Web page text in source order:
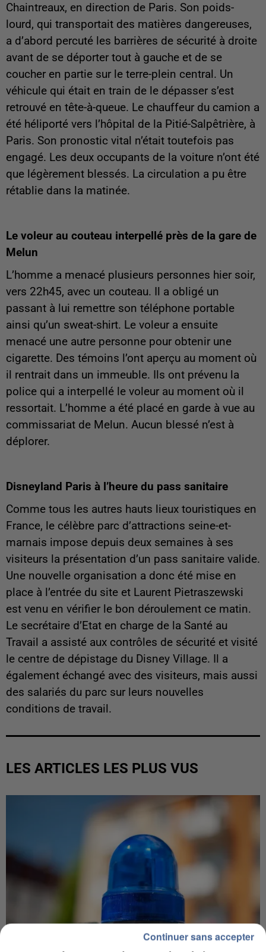
Chaintreaux, en direction de Paris. Son poids-
lourd, qui transportait des matières dangereuses,
a d’abord percuté les barrières de sécurité à droite
avant de se déporter tout à gauche et de se
coucher en partie sur le terre-plein central. Un
véhicule qui était en train de le dépasser s’est
retrouvé en tête-à-queue. Le chauffeur du camion a
été héliporté vers l’hôpital de la Pitié-Salpêtrière, à
Paris. Son pronostic vital n’était toutefois pas
engagé. Les deux occupants de la voiture n’ont été
que légèrement blessés. La circulation a pu être
rétablie dans la matinée.
Le voleur au couteau interpellé près de la gare de
Melun
L’homme a menacé plusieurs personnes hier soir,
vers 22h45, avec un couteau. Il a obligé un
passant à lui remettre son téléphone portable
ainsi qu’un sweat-shirt. Le voleur a ensuite
menacé une autre personne pour obtenir une
cigarette. Des témoins l’ont aperçu au moment où
il rentrait dans un immeuble. Ils ont prévenu la
police qui a interpellé le voleur au moment où il
ressortait. L’homme a été placé en garde à vue au
commissariat de Melun. Aucun blessé n’est à
déplorer.
Disneyland Paris à l’heure du pass sanitaire
Comme tous les autres hauts lieux touristiques en
France, le célèbre parc d’attractions seine-et-
marnais impose depuis deux semaines à ses
visiteurs la présentation d’un pass sanitaire valide.
Une nouvelle organisation a donc été mise en
place à l’entrée du site et Laurent Pietraszewski
est venu en vérifier le bon déroulement ce matin.
Le secrétaire d’Etat en charge de la Santé au
Travail a assisté aux contrôles de sécurité et visité
le centre de dépistage du Disney Village. Il a
également échangé avec des visiteurs, mais aussi
des salariés du parc sur leurs nouvelles
conditions de travail.
LES ARTICLES LES PLUS VUS
Continuer sans accepter